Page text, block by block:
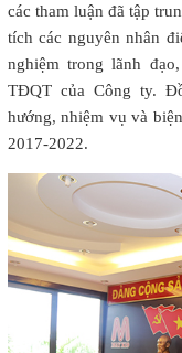
các tham luận đã tập
tích các nguyên nhân
nghiệm trong lãnh
TĐQT của Công ty.
hướng, nhiệm vụ và
2017-2022.